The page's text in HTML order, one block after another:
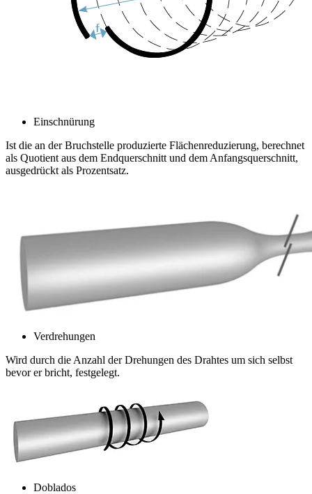
Einschnürung
Ist die an der Bruchstelle produzierte Flächenreduzierung, berechnet
als Quotient aus dem Endquerschnitt und dem Anfangsquerschnitt,
ausgedrückt als Prozentsatz.
Verdrehungen
Wird durch die Anzahl der Drehungen des Drahtes um sich selbst
bevor er bricht, festgelegt.
Doblados